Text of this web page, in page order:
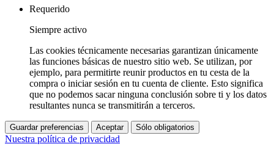
Requerido
Siempre activo
Las cookies técnicamente necesarias garantizan únicamente
las funciones básicas de nuestro sitio web. Se utilizan, por
ejemplo, para permitirte reunir productos en tu cesta de la
compra o iniciar sesión en tu cuenta de cliente. Esto significa
que no podemos sacar ninguna conclusión sobre ti y los datos
resultantes nunca se transmitirán a terceros.
Guardar preferencias Aceptar Sólo obligatorios
Nuestra política de privacidad